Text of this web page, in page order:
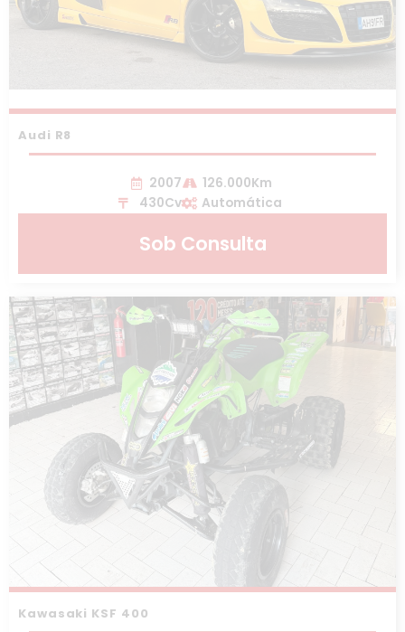
Audi R8
2007
126.000Km
430Cv
Automática
Sob Consulta
Kawasaki KSF 400